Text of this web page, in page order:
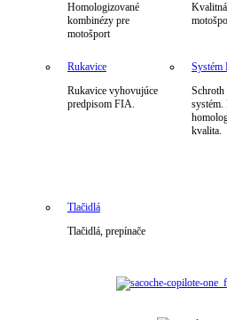
Homologizované
kombinézy pre
motošport
Rukavice
Rukavice vyhovujúce
predpisom FIA.
kvalita.
Tlačidlá
Tlačidlá, prepínače